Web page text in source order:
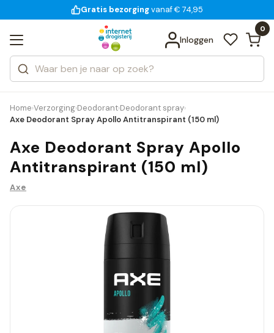
voor 18:00 uur besteld
Gratis bezorgingvanaf € 74,95
14 dagen bedenktijd
Inloggen
0
Zoeken
Categorieën
Merken
Bekijk alle resultaten
Home›Verzorging›Deodorant›Deodorant spray›
Axe Deodorant Spray Apollo Antitranspirant (150 ml)
Axe Deodorant Spray Apollo
Antitranspirant (150 ml)
Axe